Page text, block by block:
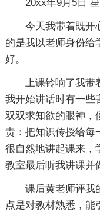
20xx年9月5日
今天我带着既开
的是我以老师身份给
好。
上课铃响了我带
我开始讲话时有一些
双双求知欲的眼神，
责：把知识传授给每
很自然地讲起课来，
教室最后听我讲课并
课后黄老师评我
点是对教材熟悉，能